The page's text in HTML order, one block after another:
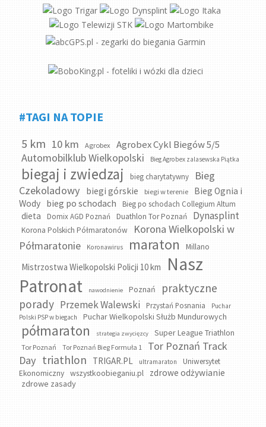
#TAGI NA TOPIE
5 km 10 km Agrobex Agrobex Cykl Biegów 5/5
Automobilklub Wielkopolski Bieg Agrobex zalasewska Piątka
biegaj i zwiedzaj bieg charytatywny
Bieg
Czekoladowy
biegi górskie biegi w terenie
Bieg Ognia i
Wody bieg po schodach Bieg po schodach Collegium Altum
dieta Domix AGD Poznań Duathlon Tor Poznań Dynasplint
Korona Polskich Półmaratonów
Korona Wielkopolski w
Półmaratonie
Koronawirus maraton Millano
Mistrzostwa Wielkopolski Policji 10 km
Nasz
Patronat
nawodnienie Poznań
praktyczne
porady Przemek Walewski Przystań Posnania
Puchar
Polski PSP w biegach
Puchar Wielkopolski Służb Mundurowych
półmaraton strategia zwycięzcy Super League Triathlon
Tor Poznań Tor Poznań Bieg Formuła 1
Tor Poznań Track
Day triathlon TRIGAR.PL ultramaraton
Uniwersytet
Ekonomiczny
wszystkoobieganiu.pl zdrowe odżywianie
zdrowe zasady